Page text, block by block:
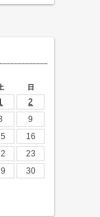
日
2
9
16
23
30